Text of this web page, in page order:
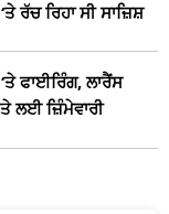
ਰੱਚ ਰਿਹਾ ਸੀ ਸਾਜ਼ਿਸ਼
ਫਾਈਰਿੰਗ, ਲਾਰੈਂਸ
ਲਈ ਜ਼ਿੰਮੇਵਾਰੀ